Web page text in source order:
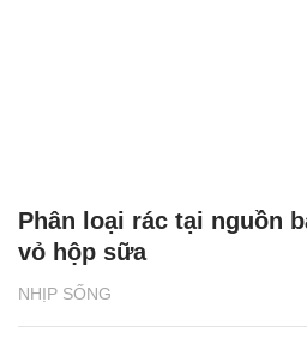
NHỊP SỐNG
Phân loại rác tại nguồn
vỏ hộp sữa